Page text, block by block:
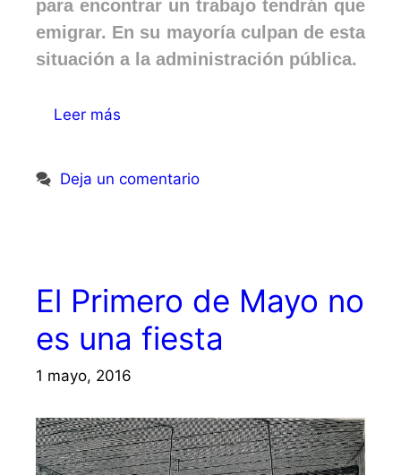
para encontrar un trabajo tendrán que
emigrar. En su mayoría culpan de esta
situación a la administración pública.
Leer más
Deja un comentario
El Primero de Mayo no
es una fiesta
1 mayo, 2016